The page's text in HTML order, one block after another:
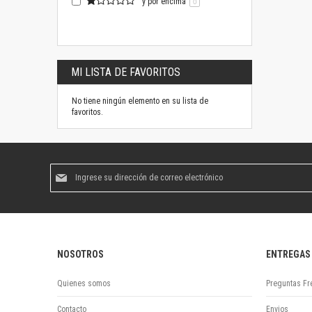
0
MI LISTA DE FAVORITOS
No tiene ningún elemento en su lista de
favoritos.
boletín
NOSOTROS
Quienes somos
Contacto
ENTREGAS
Preguntas
Envios